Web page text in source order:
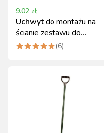
9.02 zł
Uchwytdo montażu na
ścianie zestawu do
sprzątania w stajni
(6)